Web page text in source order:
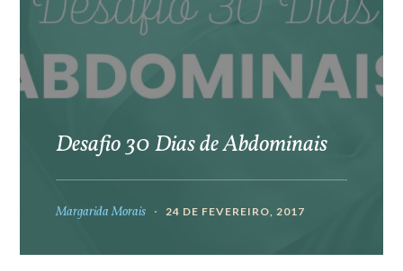
Desafio 30 Dias de Abdominais
Margarida Morais 24 DE FEVEREIRO, 2017